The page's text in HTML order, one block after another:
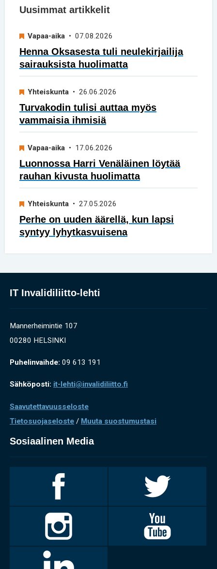
Uusimmat artikkelit
Vapaa-aika • 07.08.2026
Henna Oksasesta tuli neulekirjailija
sairauksista huolimatta
Yhteiskunta • 26.06.2026
Turvakodin tulisi auttaa myös
vammaisia ihmisiä
Vapaa-aika • 17.06.2026
Luonnossa Harri Venäläinen löytää
rauhan kivusta huolimatta
Yhteiskunta • 27.05.2026
Perhe on uuden äärellä, kun lapsi
syntyy lyhytkasvuisena
IT Invalidiliitto-lehti
Mannerheimintie 107
00280 HELSINKI
Puhelinvaihde: 09 613 191
Sähköposti: it-lehti@invalidiliitto.fi
Saavutettavuusseloste
Tietosuojaseloste / Muuta suostumustasi
Sosiaalinen Media
Facebookissa
Twitterissä
Invalidiliitto
Instagramissa
Youtubessa